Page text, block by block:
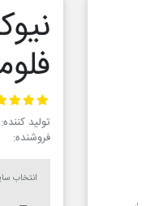
تولید کننده:
فروشنده:
انتخاب